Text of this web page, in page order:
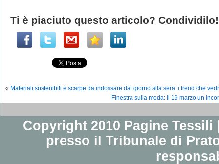
Ti è piaciuto questo articolo? Condividilo!
« Materiali sostenibili e scarpe da indossare dal giorno alla sera: i trend che
Finestra sulla moda: il 19 marzo un
Copyright 2010 Pagine
presso il Tribunale di